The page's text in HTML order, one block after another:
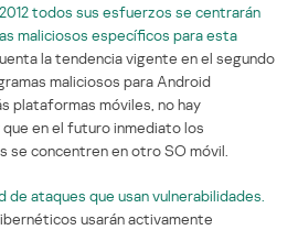
todos sus esfuerzos se centrarán
maliciosos específicos para esta
la tendencia vigente en el segundo
maliciosos para Android
plataformas móviles, no hay
en el futuro inmediato los
se concentren en otro SO móvil.
ataques que usan vulnerabilidades.
usarán activamente